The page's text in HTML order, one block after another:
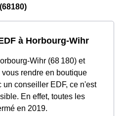
à Horbourg-Wihr
Wihr (68 180) et
rendre en boutique
un conseiller EDF, ce n'est
En effet, toutes les
en 2019.